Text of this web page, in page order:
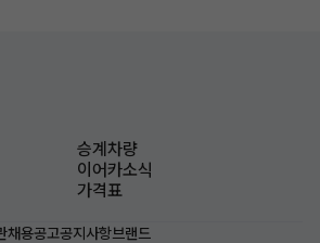
승계차량
이어카소식
가격표
채용공고공지사항브랜드